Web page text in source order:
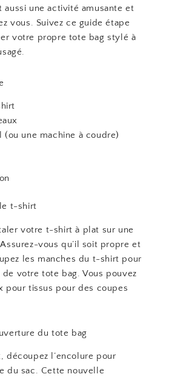
aussi une activité amusante et
vous. Suivez ce guide étape
votre propre tote bag stylé à
une machine à coudre)
le t-shirt
votre t-shirt à plat sur une
vous qu’il soit propre et
les manches du t-shirt pour
votre tote bag. Vous pouvez
pour tissus pour des coupes
du tote bag
découpez l’encolure pour
du sac. Cette nouvelle